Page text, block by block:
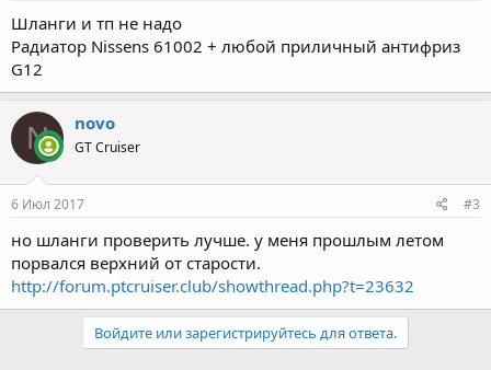
Шланги и тп не надо
Радиатор Nissens 61002 + любой приличный антифриз
G12
N novo
GT Cruiser
6 Июл 2017 #3
но шланги проверить лучше. у меня прошлым летом
порвался верхний от старости.
http://forum.ptcruiser.club/showthread.php?t=23632
Войдите или зарегистрируйтесь для ответа.